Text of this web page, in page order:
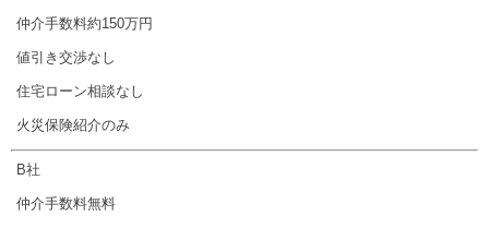
仲介手数料約150万円
値引き交渉なし
住宅ローン相談なし
火災保険紹介のみ
B社
仲介手数料無料